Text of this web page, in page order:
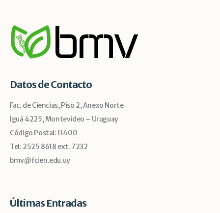
Datos de Contacto
Fac. de Ciencias, Piso 2, Anexo Norte.
Iguá 4225, Montevideo – Uruguay
Código Postal: 11400
Tel: 2525 8618 ext. 7232
bmv@fcien.edu.uy
Últimas Entradas